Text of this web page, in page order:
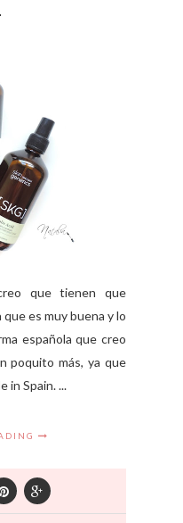
que tienen que
es muy buena y lo
española que creo
poquito más, ya que
in Spain. ...